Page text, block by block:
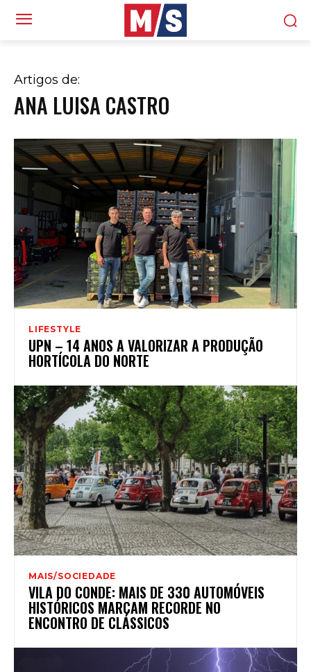
Artigos de:
ANA LUISA CASTRO
LIFESTYLE
UPN – 14 ANOS A VALORIZAR A PRODUÇÃO
HORTÍCOLA DO NORTE
MAIS/SOCIEDADE
VILA DO CONDE: MAIS DE 330 AUTOMÓVEIS
HISTÓRICOS MARCAM RECORDE NO
ENCONTRO DE CLÁSSICOS